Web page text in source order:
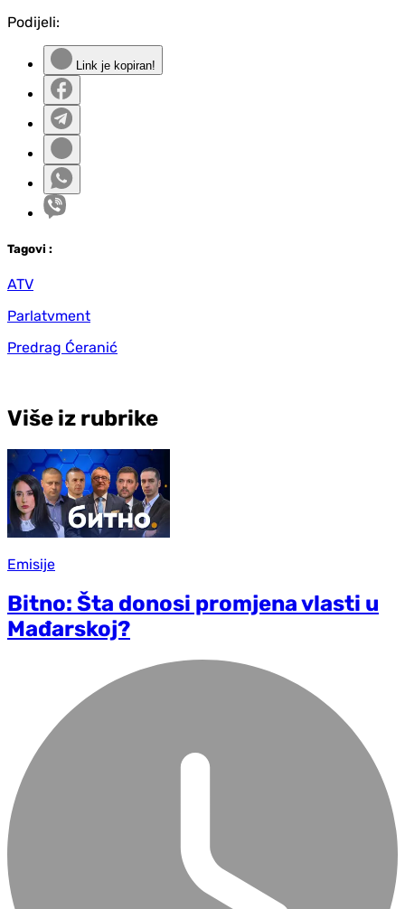
Podijeli:
Link je kopiran!
Tagovi :
ATV
Parlatvment
Predrag Ćeranić
Više iz rubrike
Emisije
Bitno: Šta donosi promjena vlasti u
Mađarskoj?